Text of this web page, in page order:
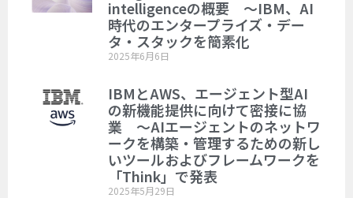
intelligenceの概要 ～IBM、AI
時代のエンタープライズ・デー
タ・スタックを簡素化
2025年6月6日
IBMとAWS、エージェント型AI
の新機能提供に向けて密接に協
業 ～AIエージェントのネットワ
ークを構築・管理するための新し
いツールおよびフレームワークを
「Think」で発表
2025年5月29日